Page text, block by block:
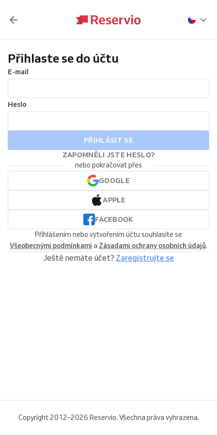
Přihlaste se do účtu
E-mail
Heslo
PŘIHLÁSIT SE
ZAPOMNĚLI JSTE HESLO?
nebo pokračovat přes
GOOGLE
APPLE
FACEBOOK
Přihlášením nebo vytvořením účtu souhlasíte se
Všeobecnými podmínkami a Zásadami ochrany osobních údajů.
Ještě nemáte účet? Zaregistrujte se
Copyright 2012–2026 Reservio. Všechna práva vyhrazena.